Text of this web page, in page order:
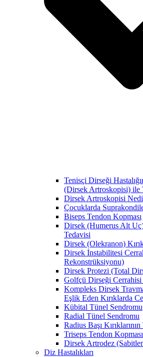
Tenisçi Dirseği
(Dirsek Artroskopisi) ile
Dirsek Artroskopisi
Çocuklarda
Biseps Tendon Kopması
Dirsek (Humerus Alt Uç)
Tedavisi
Dirsek (Olekranon)
Dirsek İnstabilitesi
Rekonstrüksiyonu)
Dirsek Protezi (Total
Golfçü Dirseği
Kompleks Dirsek
Eşlik Eden Kırıklarda
Kübital Tünel Sendromu
Radial Tünel Sendromu
Radius Başı
Triseps Tendon
Dirsek Artrodez
Diz Hastalıkları